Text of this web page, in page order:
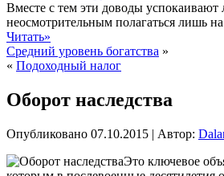
Вместе с тем эти доводы
неосмотрительным полагаться лишь
Читать»
Средний уровень богатства »
« Подоходный налог
Оборот наследства
Опубликовано 07.10.2015 | Автор:
Это ключевое